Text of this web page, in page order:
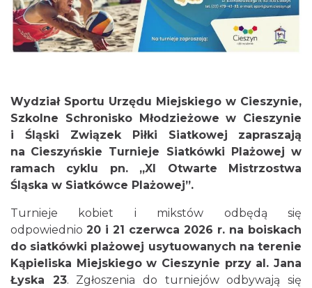
2026-08-09
0.93 km
Cieszyn
2026-08-16
0.93 km
Wydział Sportu Urzędu Miejskiego w Cieszynie,
Szkolne Schronisko Młodzieżowe w Cieszynie
i Śląski Związek Piłki Siatkowej
zapraszają
na Cieszyńskie Turnieje Siatkówki Plażowej w
ramach cyklu pn. „XI Otwarte Mistrzostwa
Śląska w Siatkówce Plażowej”.
Turnieje kobiet i mikstów odbędą się
odpowiednio 20 i 21 czerwca 2026 r. na boiskach
do siatkówki plażowej usytuowanych na terenie
Kąpieliska Miejskiego w Cieszynie przy al. Jana
Łyska 23. Zgłoszenia do turniejów odbywają się